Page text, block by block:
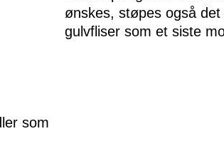
ønskes, støpes også
gulvfliser som et siste
som